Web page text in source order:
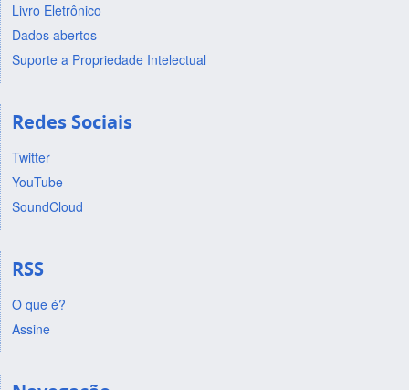
Livro Eletrônico
Dados abertos
Suporte a Propriedade Intelectual
Redes Sociais
Twitter
YouTube
SoundCloud
RSS
O que é?
Assine